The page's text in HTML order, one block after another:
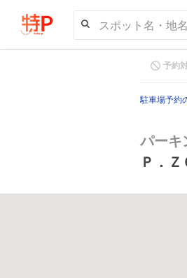
スポット名・地名
予約
駐車場予約
パーキ
Ｐ．